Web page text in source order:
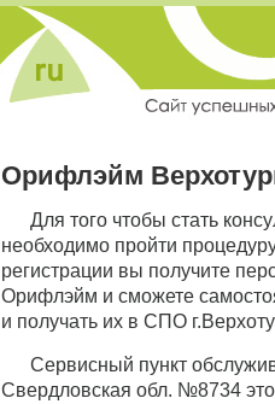
Орифлэйм
Для того чтобы стать
необходимо пройти
регистрации вы получите
Орифлэйм и сможете
и получать их в СПО
Сервисный пункт
Свердловская обл. №8734